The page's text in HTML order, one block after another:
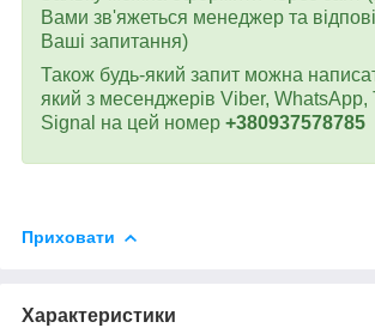
Вами зв'яжеться менеджер та
Ваші запитання)
Також будь-який запит можна
який з месенджерів Viber, WhatsApp,
Signal на цей номер +380937578785
Приховати
Характеристики